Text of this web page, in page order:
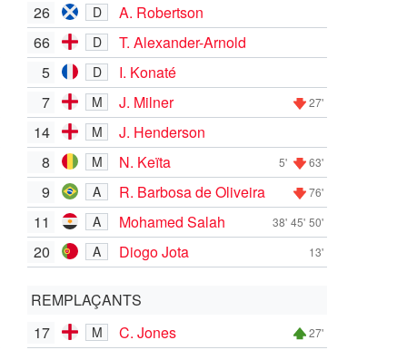
26
D
A. Robertson
66
D
T. Alexander-Arnold
5
D
I. Konaté
7
M J. Milner 27'
14 M
J. Henderson
8
M N. Keïta 5' 63'
9 A R. Barbosa de Oliveira 76'
11 A Mohamed Salah 38' 45' 50'
20 A Diogo Jota 13'
REMPLAÇANTS
17
M C. Jones 27'